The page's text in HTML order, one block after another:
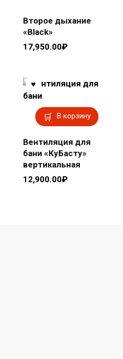
Второе дыхание
«Black»
17,950.00₽
В корзину
Вентиляция для
бани «КуБасту»
вертикальная
12,900.00₽